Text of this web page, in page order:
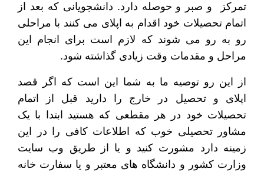
تمرکز و صبر و حوصله دارد. دانشجویانی که بعد از
اتمام تحصیلات خود اقدام به اپلای می کنند با مراحلی
رو به رو می شوند که لازم است برای انجام این
مراحل و مقدمات وقت زیادی گذاشته شود.
از این رو توصیه ما به شما این است که اگر قصد
اپلای و تحصیل در خارج را دارید قبل از اتمام
تحصیلات خود در هر مقطعی که هستید ابتدا با یک
مشاور تحصیلی خوب که اطلاعات کافی را در این
زمینه دارد مشورت کنید و یا از طریق وب سایت
وزارت کشور و دانشگاه های معتبر و یا سفارت خانه